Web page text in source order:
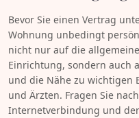
Bevor Sie einen Vertrag
Wohnung unbedingt
nicht nur auf die
Einrichtung, sondern auch
und die Nähe zu wichtigen
und Ärzten. Fragen Sie
Internetverbindung und